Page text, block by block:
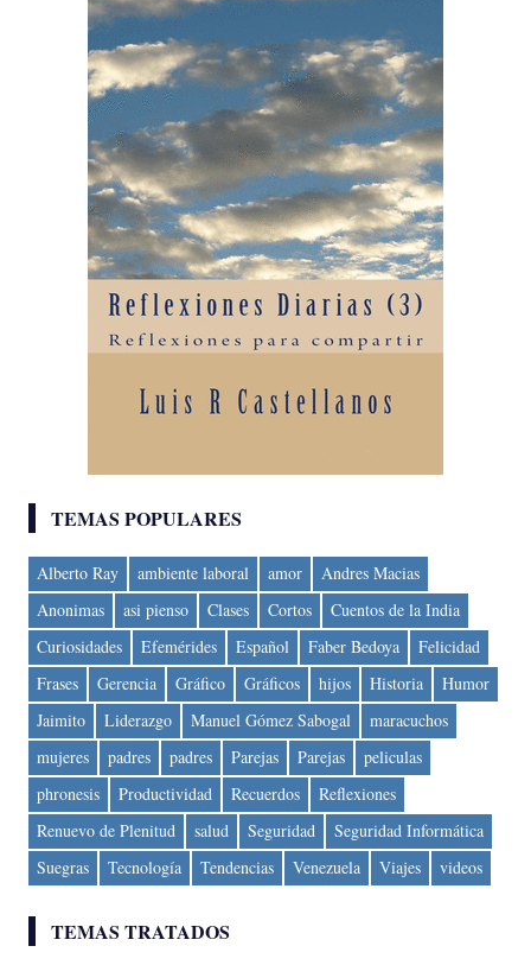
TEMAS POPULARES
Alberto Ray ambiente laboral amor
Andres Macias
Anonimas
asi pienso Clases Cortos
Cuentos de la India
Curiosidades
Efemérides Español Faber Bedoya
Felicidad
Frases
Gerencia Gráfico Gráficos hijos Historia
Humor
Jaimito
Liderazgo Manuel Gómez Sabogal
maracuchos
mujeres
padres padres Parejas Parejas
peliculas
phronesis
Productividad Recuerdos
Reflexiones
Renuevo de Plenitud
salud Seguridad
Seguridad Informática
Suegras
Tecnología Tendencias Venezuela Viajes videos
TEMAS TRATADOS